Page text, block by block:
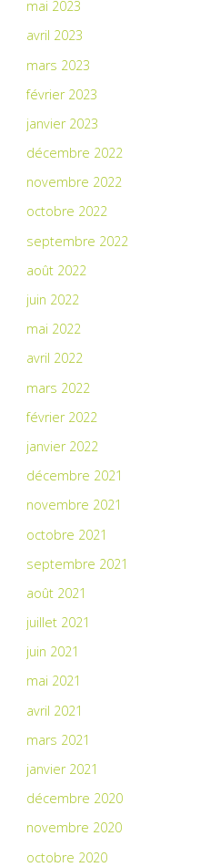
mai 2023
avril 2023
mars 2023
février 2023
janvier 2023
décembre 2022
novembre 2022
octobre 2022
septembre 2022
août 2022
juin 2022
mai 2022
avril 2022
mars 2022
février 2022
janvier 2022
décembre 2021
novembre 2021
octobre 2021
septembre 2021
août 2021
juillet 2021
juin 2021
mai 2021
avril 2021
mars 2021
janvier 2021
décembre 2020
novembre 2020
octobre 2020